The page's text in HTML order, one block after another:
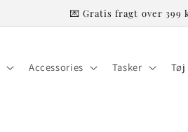
💌 Gratis fragt over
Accessories Tasker Tøj